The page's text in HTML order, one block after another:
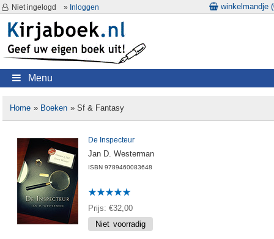
Niet ingelogd » Inloggen winkelmandje (
Menu
Home » Boeken » Sf & Fantasy
De Inspecteur
Jan D. Westerman
ISBN 9789460083648
Prijs €32,00